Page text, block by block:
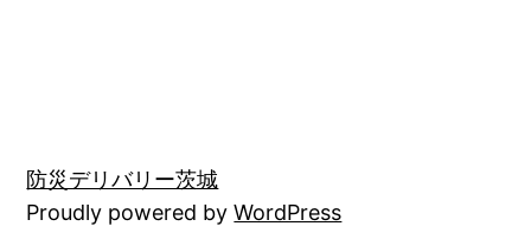
防災デリバリー茨城
Proudly powered byWordPress